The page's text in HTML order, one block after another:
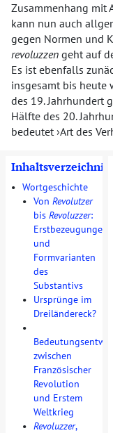
Zusammenhang mit
kann nun auch
gegen Normen und
revoluzzen geht auf
Es ist ebenfalls
insgesamt bis heute
des 19. Jahrhundert
Hälfte des 20.
bedeutet Art des
Inhaltsverzeichnis
• Wortgeschichte
• Von Revolutzer
bis Revoluzzer:
Erstbezeugungen
und
Formvarianten
des
Substantivs
•
Ursprünge im
Dreiländereck?
•
zwischen
Französischer
Revolution
und Erstem
Weltkrieg
• Revoluzzer,